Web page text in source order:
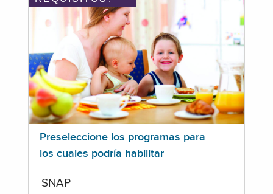
Preseleccione los programas para
los cuales podría habilitar
SNAP